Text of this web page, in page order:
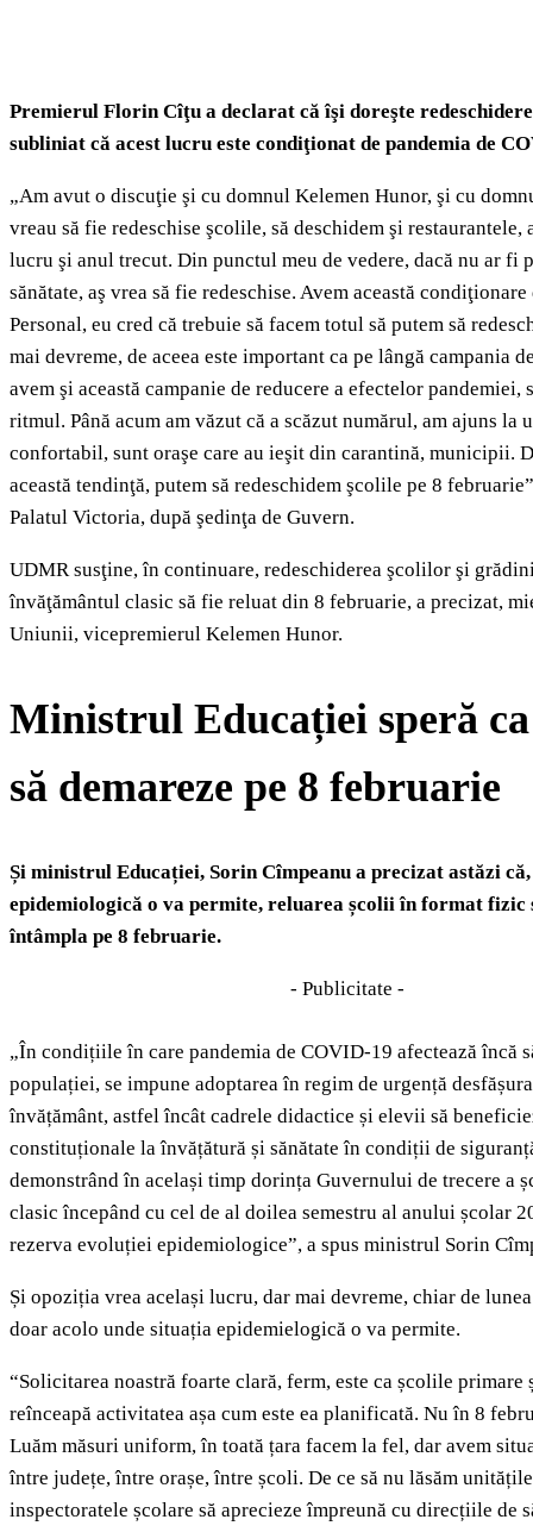
Premierul Florin Cîţu a declarat că îşi doreşte
subliniat că acest lucru este condiţionat de pandemia de
„Am avut o discuţie şi cu domnul Kelemen Hunor, şi cu
vreau să fie redeschise şcolile, să deschidem şi restaurantele,
lucru şi anul trecut. Din punctul meu de vedere, dacă nu ar fi
sănătate, aş vrea să fie redeschise. Avem această
Personal, eu cred că trebuie să facem totul să putem să
mai devreme, de aceea este important ca pe lângă campania
avem şi această campanie de reducere a efectelor pandemiei,
ritmul. Până acum am văzut că a scăzut numărul, am ajuns la
confortabil, sunt oraşe care au ieşit din carantină, municipii.
această tendinţă, putem să redeschidem şcolile pe 8
Palatul Victoria, după şedinţa de Guvern.
UDMR susţine, în continuare, redeschiderea şcolilor şi
învăţământul clasic să fie reluat din 8 februarie, a precizat,
Uniunii, vicepremierul Kelemen Hunor.
Ministrul Educației speră ca
să demareze pe 8 februarie
Și ministrul Educației, Sorin Cîmpeanu a precizat astăzi
epidemiologică o va permite, reluarea școlii în format fizic
întâmpla pe 8 februarie.
- Publicitate -
„În condițiile în care pandemia de COVID-19 afectează încă
populației, se impune adoptarea în regim de urgență
învățământ, astfel încât cadrele didactice și elevii să
constituționale la învățătură și sănătate în condiții de
demonstrând în același timp dorința Guvernului de trecere a
clasic începând cu cel de al doilea semestru al anului școlar
rezerva evoluției epidemiologice”, a spus ministrul Sorin
Și opoziția vrea același lucru, dar mai devreme, chiar de
doar acolo unde situația epidemielogică o va permite.
“Solicitarea noastră foarte clară, ferm, este ca școlile primare
reînceapă activitatea așa cum este ea planificată. Nu în 8
Luăm măsuri uniform, în toată țara facem la fel, dar avem
între județe, între orașe, între școli. De ce să nu lăsăm
inspectoratele școlare să aprecieze împreună cu direcțiile de